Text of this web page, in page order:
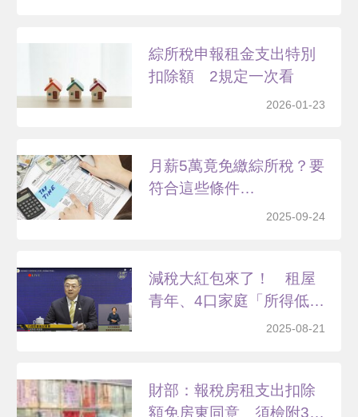
綜所稅申報租金支出特別
扣除額 2規定一次看
2026-01-23
月薪5萬竟免繳綜所稅？要
符合這些條件…
2025-09-24
減稅大紅包來了！ 租屋
青年、4口家庭「所得低
2025-08-21
財部：報稅房租支出扣除
額免房東同意 須檢附3